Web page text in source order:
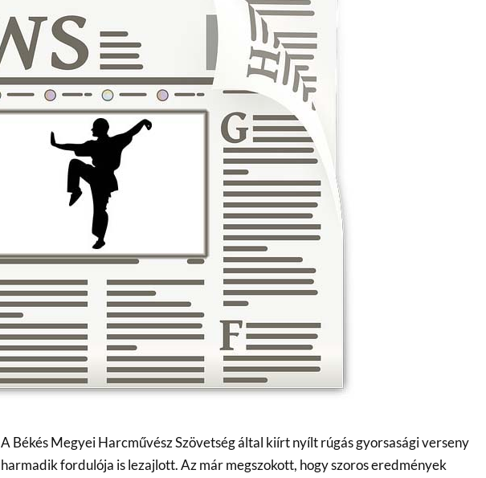
A Békés Megyei Harcművész Szövetség által kiírt nyílt rúgás gyorsasági verseny
harmadik fordulója is lezajlott. Az már megszokott, hogy szoros eredmények